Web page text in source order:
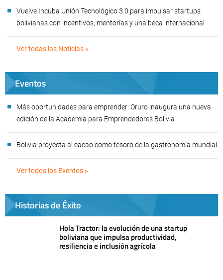
Vuelve Incuba Unión Tecnológico 3.0 para impulsar startups
bolivianas con incentivos, mentorías y una beca internacional
Ver todas las Noticias »
Eventos
Más oportunidades para emprender: Oruro inaugura una nueva
edición de la Academia para Emprendedores Bolivia
Bolivia proyecta al cacao como tesoro de la gastronomía mundial
Ver todos los Eventos »
Historias de Éxito
Hola Tractor: la evolución de una startup
boliviana que impulsa productividad,
resiliencia e inclusión agrícola